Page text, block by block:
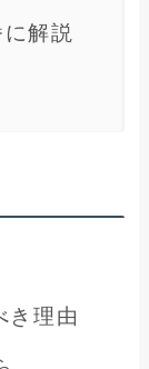
解説
き理由